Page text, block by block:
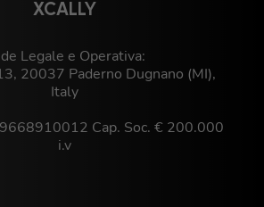
XCALLY
Legale e Operativa:
20037 Paderno Dugnano (MI),
Italy
Cap. Soc. € 200.000
i.v